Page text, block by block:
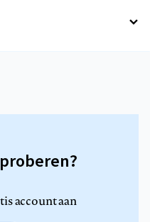
account aan